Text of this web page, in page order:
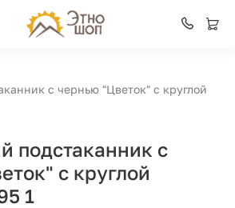
с чернью "Цветок" с круглой
подстаканник с
с круглой
1